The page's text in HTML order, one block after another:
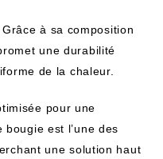
Grâce à sa composition
une durabilité
de la chaleur.
pour une
est l’une des
une solution haut